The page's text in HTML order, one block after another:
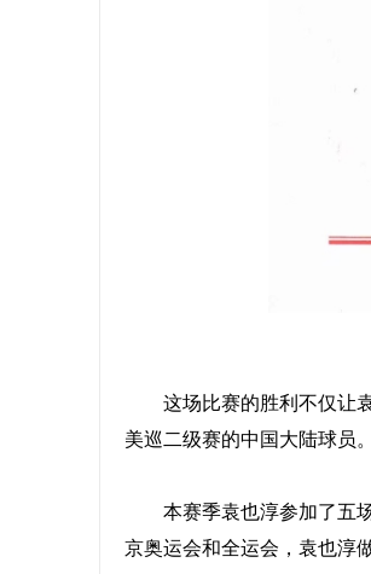
这场比赛的胜利不仅让袁
美巡二级赛的中国大陆球员。
本赛季袁也淳参加了五场
京奥运会和全运会，袁也淳